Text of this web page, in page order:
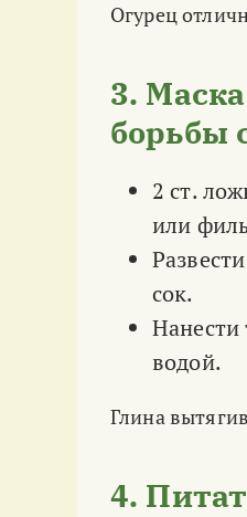
Огурец
3.
борьбы
2 ст.
или
сок.
Нанести
водой.
Глина
4.